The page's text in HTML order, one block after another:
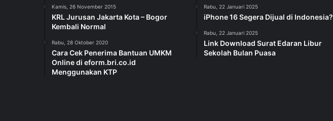
Kamis, 26 November 2015
KRL Jurusan Jakarta Kota – Bogor
Kembali Normal
Rabu, 28 Oktober 2020
Cara Cek Penerima Bantuan UMKM
Online di eform.bri.co.id
Menggunakan KTP
Rabu, 22 Januari 2025
iPhone 16 Segera Dijual di Indonesia?
Rabu, 22 Januari 2025
Link Download Surat Edaran Libur
Sekolah Bulan Puasa